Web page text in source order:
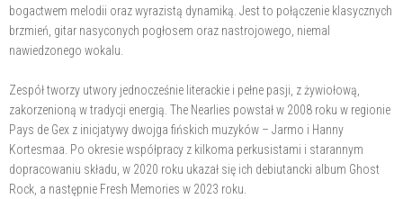
bogactwem melodii oraz wyrazistą dynamiką. Jest to połączenie klasycznych
brzmień, gitar nasyconych pogłosem oraz nastrojowego, niemal
nawiedzonego wokalu.
Zespół tworzy utwory jednocześnie literackie i pełne pasji, z żywiołową,
zakorzenioną w tradycji energią. The Nearlies powstał w 2008 roku w regionie
Pays de Gex z inicjatywy dwojga fińskich muzyków – Jarmo i Hanny
Kortesmaa. Po okresie współpracy z kilkoma perkusistami i starannym
dopracowaniu składu, w 2020 roku ukazał się ich debiutancki album Ghost
Rock, a następnie Fresh Memories w 2023 roku.